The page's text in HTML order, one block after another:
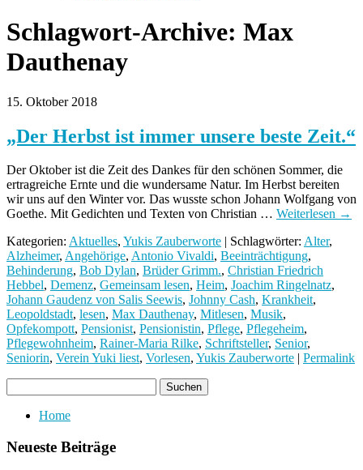
Schlagwort-Archive: Max
Dauthenay
15. Oktober 2018
„Der Herbst ist immer unsere beste Zeit.“
Der Oktober ist die Zeit des Dankes für den schönen Sommer, die
ertragreiche Ernte und die wundersame Natur. Im Herbst bereiten
wir uns auf den Winter vor. Das wusste schon Johann Wolfgang von
Goethe. Mit Gedichten und Texten von Christian … Weiterlesen →
Kategorien: Aktuelles, Yukis Zauberworte | Schlagwörter: Alter,
Alzheimer, Angehörige, Antonio Vivaldi, Beeinträchtigung,
Behinderung, Bob Dylan, Brüder Grimm., Christian Friedrich
Hebbel, Demenz, Gemeinsam lesen, Heim, Joachim Ringelnatz,
Johann Gaudenz von Salis Seewis, Johnny Cash, Krankheit,
Leopoldstadt, lesen, Max Dauthenay, Mitlesen, Musik,
Opfekompott, Pensionist, Pensionistin, Pflege, Pflegeheim,
Pflegewohnheim, Rainer-Maria Rilke, Schriftsteller, Senior,
Seniorin, Verein Yuki liest, Vorlesen, Yukis Zauberworte Permalink
Home
Neueste Beiträge